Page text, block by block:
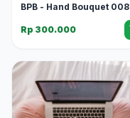
BPB - Hand Bouquet 008
Rp 300.000